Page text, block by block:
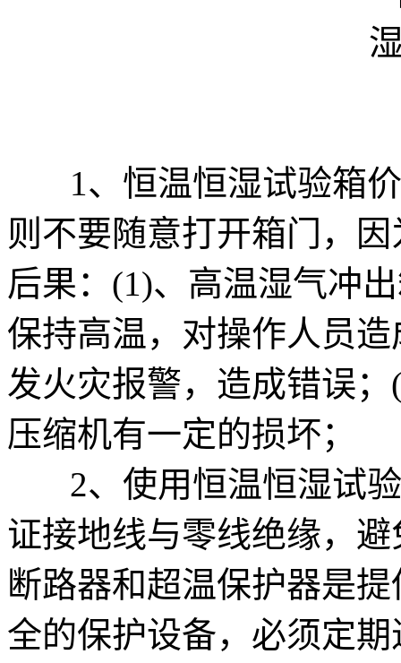
1、恒温恒湿试验箱价
则不要随意打开箱门，
后果：(1)、高温湿气冲
保持高温，对操作人员
发火灾报警，造成错误
压缩机有一定的损坏；
2、使用恒温恒湿试验
证接地线与零线绝缘，
断路器和超温保护器是
全的保护设备，必须定